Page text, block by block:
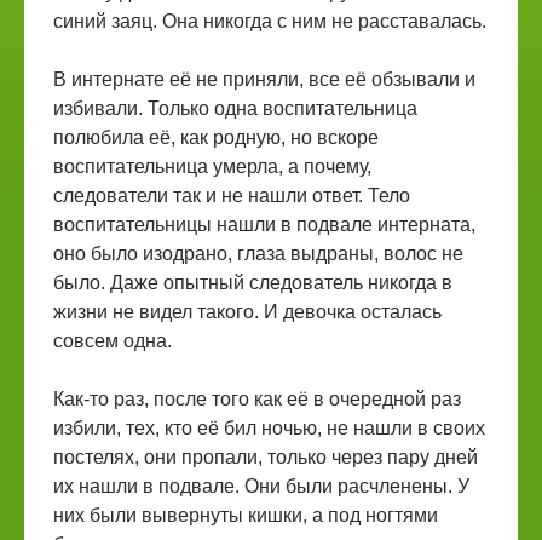
синий заяц. Она никогда с ним не расставалась.
В интернате её не приняли, все её обзывали и
избивали. Только одна воспитательница
полюбила её, как родную, но вскоре
воспитательница умерла, а почему,
следователи так и не нашли ответ. Тело
воспитательницы нашли в подвале интерната,
оно было изодрано, глаза выдраны, волос не
было. Даже опытный следователь никогда в
жизни не видел такого. И девочка осталась
совсем одна.
Как-то раз, после того как её в очередной раз
избили, тех, кто её бил ночью, не нашли в своих
постелях, они пропали, только через пару дней
их нашли в подвале. Они были расчленены. У
них были вывернуты кишки, а под ногтями